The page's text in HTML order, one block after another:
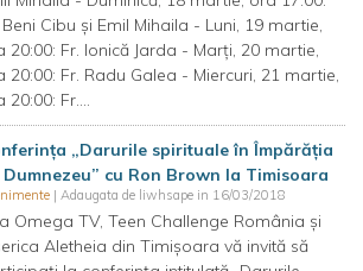
Beni Cibu și Emil Mihaila - Luni, 19 martie,
20:00: Fr. Ionică Jarda - Marți, 20 martie,
20:00: Fr. Radu Galea - Miercuri, 21 martie,
20:00: Fr....
„Darurile spirituale în Împărăția
cu Ron Brown la Timisoara
| Adaugata de liwhsape in 16/03/2018
Omega TV, Teen Challenge România și
Aletheia din Timișoara vă invită să